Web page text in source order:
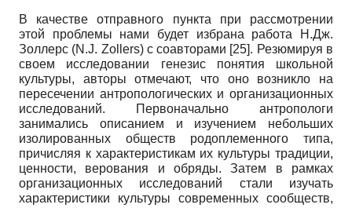
В качестве отправного пункта при рассмотрении
этой проблемы нами будет избрана работа Н.Дж.
Золлерс (N .J. Zollers) с соавторами [25]. Резюмируя в
своем исследовании генезис понятия школьной
культуры, авторы отмечают, что оно возникло на
пересечении антропологических и организационных
исследований. Первоначально антропологи
занимались описанием и изучением небольших
изолированных обществ родоплеменного типа,
причисляя к характеристикам их культуры традиции,
ценности, верования и обряды. Затем в рамках
организационных исследований стали изучать
характеристики культуры современных сообществ,